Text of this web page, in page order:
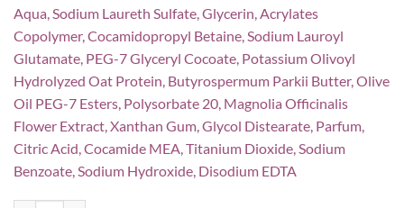
Aqua, Sodium Laureth Sulfate, Glycerin, Acrylates
Copolymer, Cocamidopropyl Betaine, Sodium Lauroyl
Glutamate, PEG-7 Glyceryl Cocoate, Potassium Olivoyl
Hydrolyzed Oat Protein, Butyrospermum Parkii Butter, Olive
Oil PEG-7 Esters, Polysorbate 20, Magnolia Officinalis
Flower Extract, Xanthan Gum, Glycol Distearate, Parfum,
Citric Acid, Cocamide MEA, Titanium Dioxide, Sodium
Benzoate, Sodium Hydroxide, Disodium EDTA